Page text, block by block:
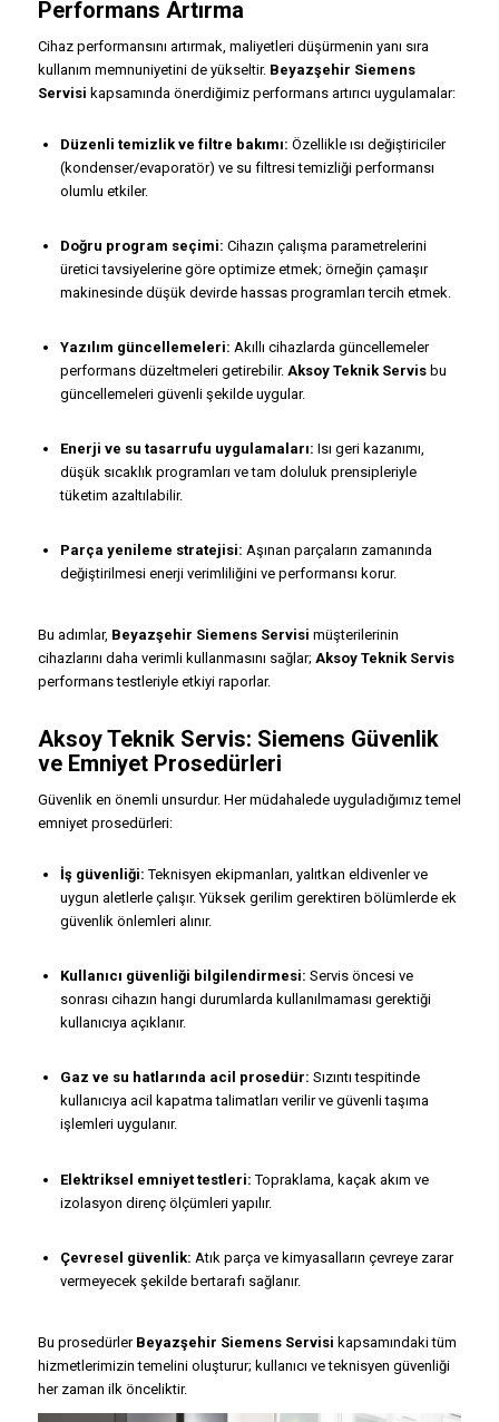
Performans Artırma
Cihaz performansını artırmak, maliyetleri düşürmenin yanı sıra
kullanım memnuniyetini de yükseltir. Beyazşehir Siemens
Servisi kapsamında önerdiğimiz performans artırıcı uygulamalar:
Düzenli temizlik ve filtre bakımı: Özellikle ısı değiştiriciler
(kondenser/evaporatör) ve su filtresi temizliği performansı
olumlu etkiler.
Doğru program seçimi: Cihazın çalışma parametrelerini
üretici tavsiyelerine göre optimize etmek; örneğin çamaşır
makinesinde düşük devirde hassas programları tercih etmek.
Yazılım güncellemeleri: Akıllı cihazlarda güncellemeler
performans düzeltmeleri getirebilir. Aksoy Teknik Servisbu
güncellemeleri güvenli şekilde uygular.
Enerji ve su tasarrufu uygulamaları: Isı geri kazanımı,
düşük sıcaklık programları ve tam doluluk prensipleriyle
tüketim azaltılabilir.
Parça yenileme stratejisi: Aşınan parçaların zamanında
değiştirilmesi enerji verimliliğini ve performansı korur.
Bu adımlar, Beyazşehir Siemens Servisi müşterilerinin
cihazlarını daha verimli kullanmasını sağlar; Aksoy Teknik Servis
performans testleriyle etkiyi raporlar.
Aksoy Teknik Servis: Siemens Güvenlik
ve Emniyet Prosedürleri
Güvenlik en önemli unsurdur. Her müdahalede uyguladığımız temel
emniyet prosedürleri:
İş güvenliği: Teknisyen ekipmanları, yalıtkan eldivenler ve
uygun aletlerle çalışır. Yüksek gerilim gerektiren bölümlerde ek
güvenlik önlemleri alınır.
Kullanıcı güvenliği bilgilendirmesi: Servis öncesi ve
sonrası cihazın hangi durumlarda kullanılmaması gerektiği
kullanıcıya açıklanır.
Gaz ve su hatlarında acil prosedür: Sızıntı tespitinde
kullanıcıya acil kapatma talimatları verilir ve güvenli taşıma
işlemleri uygulanır.
Elektriksel emniyet testleri: Topraklama, kaçak akım ve
izolasyon direnç ölçümleri yapılır.
Çevresel güvenlik: Atık parça ve kimyasalların çevreye zarar
vermeyecek şekilde bertarafı sağlanır.
Bu prosedürler Beyazşehir Siemens Servisi kapsamındaki tüm
hizmetlerimizin temelini oluşturur; kullanıcı ve teknisyen güvenliği
her zaman ilk önceliktir.